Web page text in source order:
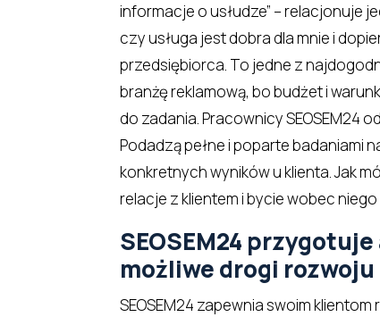
informacje o usłudze” – relacjonuje
czy usługa jest dobra dla mnie i
przedsiębiorca. To jedne z
branżę reklamową, bo budżet i
do zadania. Pracownicy SEOSEM24
Podadzą pełne i poparte badaniami
konkretnych wyników u klienta. Jak
relacje z klientem i bycie wobec
SEOSEM24
możliwe drogi rozwoju
SEOSEM24 zapewnia swoim